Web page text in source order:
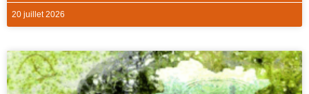
20 juillet 2026